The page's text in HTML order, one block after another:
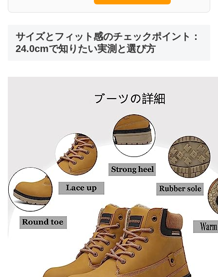
サイズとフィット感のチェックポイント：
24.0cmで知りたい実測と選び方